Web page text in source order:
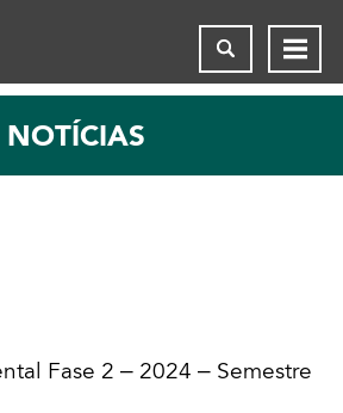
NOTÍCIAS
Fase 2 – 2024 – Semestre